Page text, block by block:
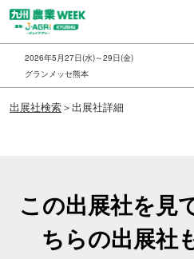
ス
キ
ッ
し
て
2026年5月27日(水)～29日(金)
グランメッセ熊本
出展社検索＞出展社詳細
この出展社を見
ちらの出展社